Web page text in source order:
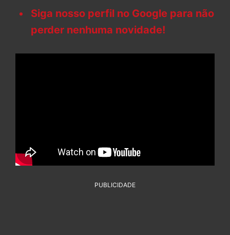
Siga nosso perfil no Google para não
perder nenhuma novidade!
PUBLICIDADE